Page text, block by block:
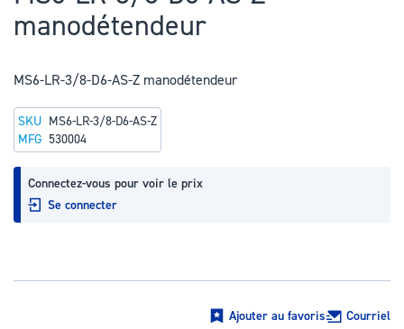
début
la
d’images
manodétendeur
MS6-LR-3/8-D6-AS-Z manodétendeur
Connectez-vous pour voir le prix
Se connecter
SKU MS6-LR-3/8-D6-AS-Z
MFG 530004
Ajouter au favoris Courriel